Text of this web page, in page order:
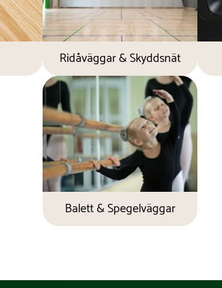
Ridåväggar & Skyddsnät
Balett & Spegelväggar